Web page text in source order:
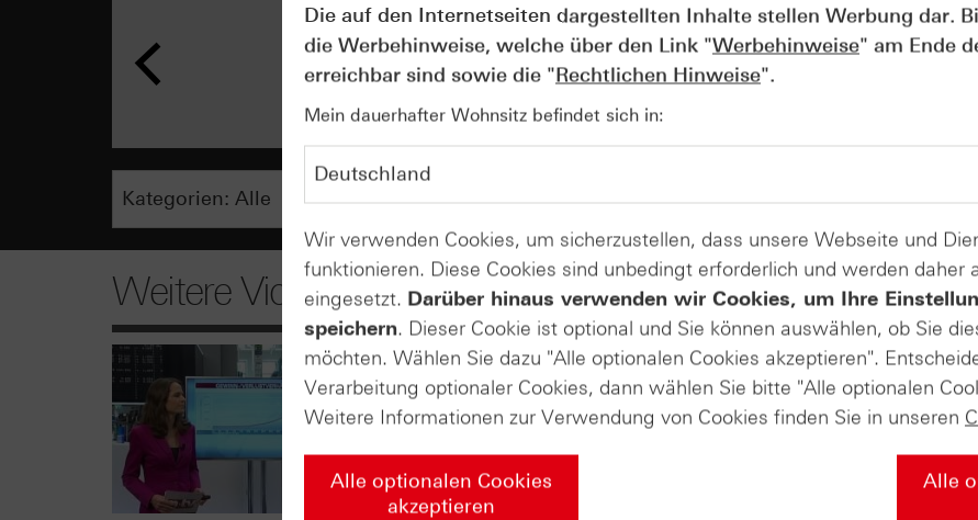
AUGUST
07
Wie lange bleibt der DAX® in
Rekordlaune? - ntv Zertifikate
07.08.26
Weitere Videos
Die auf den Internetseiten dargestellten Inhalte stellen Werbung dar.
die Werbehinweise, welche über den Link "Werbehinweise" am Ende
erreichbar sind sowie die "Rechtlichen Hinweise".
Mein dauerhafter Wohnsitz befindet sich in:
Wir verwenden Cookies, um sicherzustellen, dass unsere Webseite und
funktionieren. Diese Cookies sind unbedingt erforderlich und werden daher
eingesetzt. Darüber hinaus verwenden wir Cookies, um Ihre
speichern. Dieser Cookie ist optional und Sie können auswählen, ob Sie
möchten. Wählen Sie dazu "Alle optionalen Cookies akzeptieren".
Verarbeitung optionaler Cookies, dann wählen Sie bitte "Alle optionalen
Weitere Informationen zur Verwendung von Cookies finden Sie in unseren
Alle optionalen Cookies
akzeptieren
Alle